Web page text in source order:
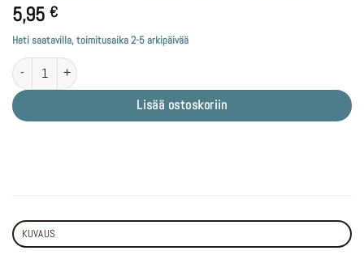
5,95 €
Heti saatavilla, toimitusaika 2-5 arkipäivää
Taka-akselin kartio SHIMANO, vasen määrä
Lisää ostoskoriin
KUVAUS